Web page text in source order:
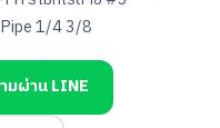
1/4 3/8
มผ่าน LINE